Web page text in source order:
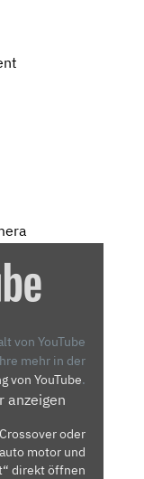
von YouTube
mehr in der
von YouTube.
anzeigen
oder
motor und
direkt öffnen